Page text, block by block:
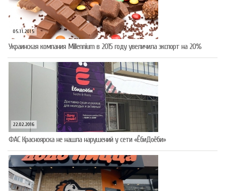
05.11.2015
Украинская компания Millennium в 2015 году увеличила экспорт на 20%
22.02.2016
ФАС Красноярска не нашла нарушений у сети «ЁбиДоёби»